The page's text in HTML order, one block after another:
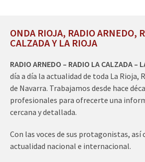
ONDA RIOJA, RADIO ARNEDO,
CALZADA Y LA RIOJA
RADIO ARNEDO – RADIO LA CALZADA –
día a día la actualidad de toda La Rioja,
de Navarra. Trabajamos desde hace
profesionales para ofrecerte una
cercana y detallada.
Con las voces de sus protagonistas,
actualidad nacional e internacional.